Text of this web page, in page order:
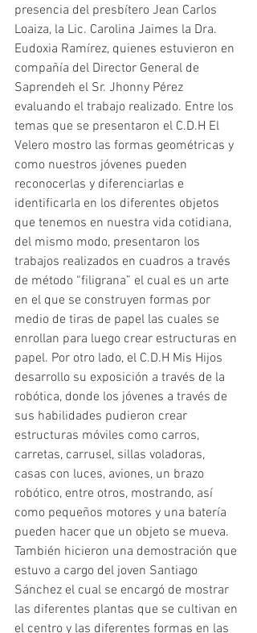
presencia del presbítero Jean Carlos
Loaiza, la Lic. Carolina Jaimes la Dra.
Eudoxia Ramírez, quienes estuvieron en
compañía del Director General de
Saprendeh el Sr. Jhonny Pérez
evaluando el trabajo realizado. Entre los
temas que se presentaron el C.D.H El
Velero mostro las formas geométricas y
como nuestros jóvenes pueden
reconocerlas y diferenciarlas e
identificarla en los diferentes objetos
que tenemos en nuestra vida cotidiana,
del mismo modo, presentaron los
trabajos realizados en cuadros a través
de método “filigrana” el cual es un arte
en el que se construyen formas por
medio de tiras de papel las cuales se
enrollan para luego crear estructuras en
papel. Por otro lado, el C.D.H Mis Hijos
desarrollo su exposición a través de la
robótica, donde los jóvenes a través de
sus habilidades pudieron crear
estructuras móviles como carros,
carretas, carrusel, sillas voladoras,
casas con luces, aviones, un brazo
robótico, entre otros, mostrando, así
como pequeños motores y una batería
pueden hacer que un objeto se mueva.
También hicieron una demostración que
estuvo a cargo del joven Santiago
Sánchez el cual se encargó de mostrar
las diferentes plantas que se cultivan en
el centro y las diferentes formas en las